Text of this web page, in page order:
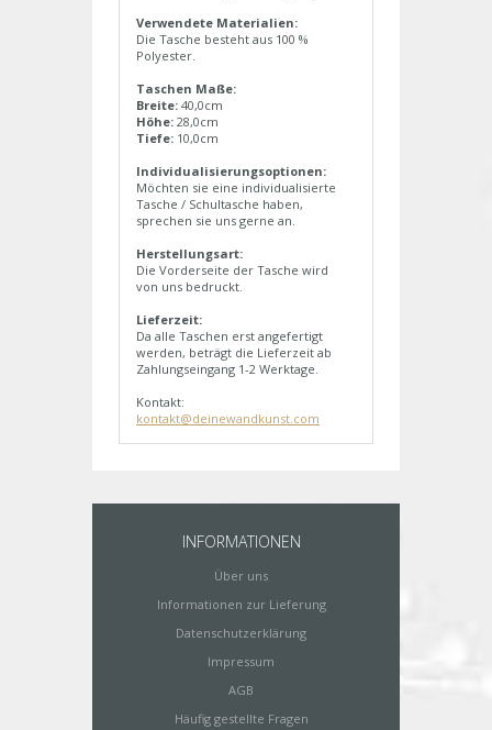
Verwendete Materialien:
Die Tasche besteht aus 100 %
Polyester.
Taschen Maße:
Breite: 40,0cm
Höhe: 28,0cm
Tiefe: 10,0cm
Individualisierungsoptionen:
Möchten sie eine individualisierte
Tasche / Schultasche haben,
sprechen sie uns gerne an.
Herstellungsart:
Die Vorderseite der Tasche wird
von uns bedruckt.
Lieferzeit:
Da alle Taschen erst angefertigt
werden, beträgt die Lieferzeit ab
Zahlungseingang 1-2 Werktage.
Kontakt:
kontakt@deinewandkunst.com
INFORMATIONEN
Über uns
Informationen zur Lieferung
Datenschutzerklärung
Impressum
AGB
Häufig gestellte Fragen